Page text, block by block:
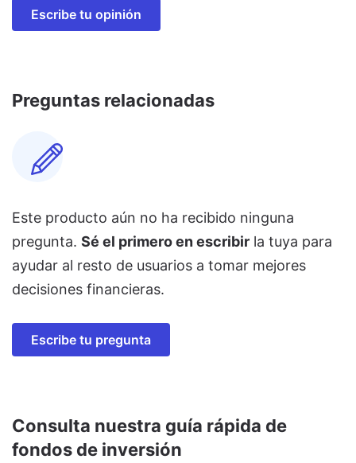
Escribe tu opinión
Preguntas relacionadas
Este producto aún no ha recibido ninguna
pregunta. Sé el primero en escribir la tuya para
ayudar al resto de usuarios a tomar mejores
decisiones financieras.
Escribe tu pregunta
Consulta nuestra guía rápida de
fondos de inversión